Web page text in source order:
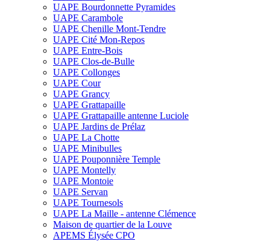
UAPE Bourdonnette Pyramides
UAPE Carambole
UAPE Chenille Mont-Tendre
UAPE Cité Mon-Repos
UAPE Entre-Bois
UAPE Clos-de-Bulle
UAPE Collonges
UAPE Cour
UAPE Grancy
UAPE Grattapaille
UAPE Grattapaille antenne Luciole
UAPE Jardins de Prélaz
UAPE La Chotte
UAPE Minibulles
UAPE Pouponnière Temple
UAPE Montelly
UAPE Montoie
UAPE Servan
UAPE Tournesols
UAPE La Maille - antenne Clémence
Maison de quartier de la Louve
APEMS Élysée CPO